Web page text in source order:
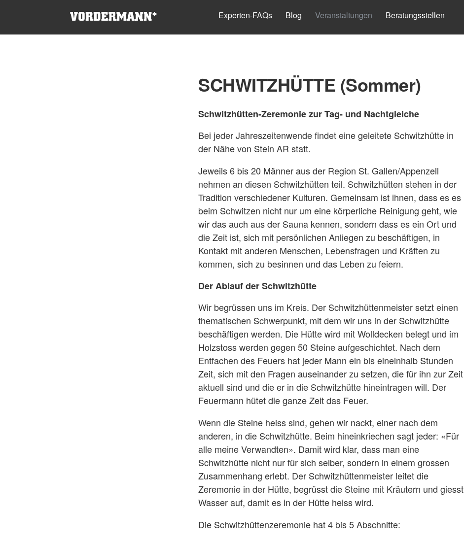
Experten-FAQs Blog Veranstaltungen Beratungsstellen
SCHWITZHÜTTE (Sommer)
Schwitzhütten-Zeremonie zur Tag- und Nachtgleiche
Bei jeder Jahreszeitenwende findet eine geleitete Schwitzhütte in
der Nähe von Stein AR statt.
Jeweils 6 bis 20 Männer aus der Region St. Gallen/Appenzell
nehmen an diesen Schwitzhütten teil. Schwitzhütten stehen in der
Tradition verschiedener Kulturen. Gemeinsam ist ihnen, dass es es
beim Schwitzen nicht nur um eine körperliche Reinigung geht, wie
wir das auch aus der Sauna kennen, sondern dass es ein Ort und
die Zeit ist, sich mit persönlichen Anliegen zu beschäftigen, in
Kontakt mit anderen Menschen, Lebensfragen und Kräften zu
kommen, sich zu besinnen und das Leben zu feiern.
Der Ablauf der Schwitzhütte
Wir begrüssen uns im Kreis. Der Schwitzhüttenmeister setzt einen
thematischen Schwerpunkt, mit dem wir uns in der Schwitzhütte
beschäftigen werden. Die Hütte wird mit Wolldecken belegt und im
Holzstoss werden gegen 50 Steine aufgeschichtet. Nach dem
Entfachen des Feuers hat jeder Mann ein bis eineinhalb Stunden
Zeit, sich mit den Fragen auseinander zu setzen, die für ihn zur Zeit
aktuell sind und die er in die Schwitzhütte hineintragen will. Der
Feuermann hütet die ganze Zeit das Feuer.
Wenn die Steine heiss sind, gehen wir nackt, einer nach dem
anderen, in die Schwitzhütte. Beim hineinkriechen sagt jeder: «Für
alle meine Verwandten». Damit wird klar, dass man eine
Schwitzhütte nicht nur für sich selber, sondern in einem grossen
Zusammenhang erlebt. Der Schwitzhüttenmeister leitet die
Zeremonie in der Hütte, begrüsst die Steine mit Kräutern und giesst
Wasser auf, damit es in der Hütte heiss wird.
Die Schwitzhüttenzeremonie hat 4 bis 5 Abschnitte: